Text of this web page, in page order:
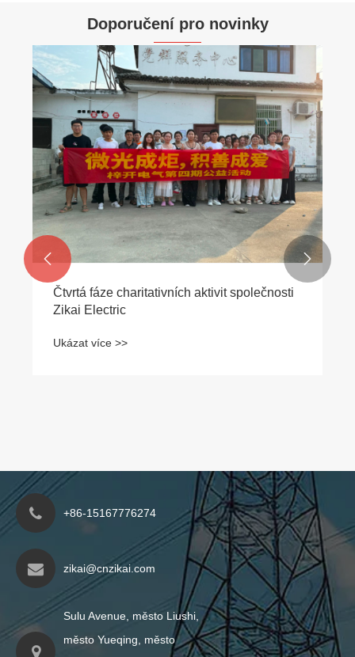
Doporučení pro novinky
Čtvrtá fáze charitativních aktivit společnosti
Zikai Electric
Ukázat více >>
 
+86-15167776274
zikai@cnzikai.com
Sulu Avenue, město Liushi,
město Yueqing, město